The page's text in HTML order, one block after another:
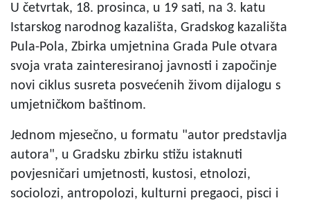
U četvrtak, 18. prosinca, u 19 sati, na 3. katu
Istarskog narodnog kazališta, Gradskog kazališta
Pula-Pola, Zbirka umjetnina Grada Pule otvara
svoja vrata zainteresiranoj javnosti i započinje
novi ciklus susreta posvećenih živom dijalogu s
umjetničkom baštinom.
Jednom mjesečno, u formatu "autor predstavlja
autora", u Gradsku zbirku stižu istaknuti
povjesničari umjetnosti, kustosi, etnolozi,
sociolozi, antropolozi, kulturni pregaoci, pisci i